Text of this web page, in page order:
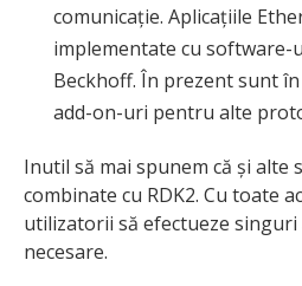
comunicație. Aplicațiile
implementate cu software-
Beckhoff. În prezent sunt
add-on-uri pentru alte
Inutil să mai spunem că și
combinate cu RDK2. Cu toate
utilizatorii să efectueze
necesare.